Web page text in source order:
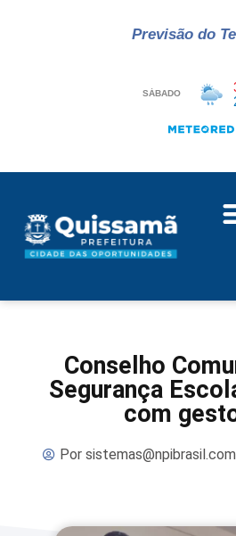
Previsão do
Conselho
Segurança
com
Porsistemas@npibrasil.com